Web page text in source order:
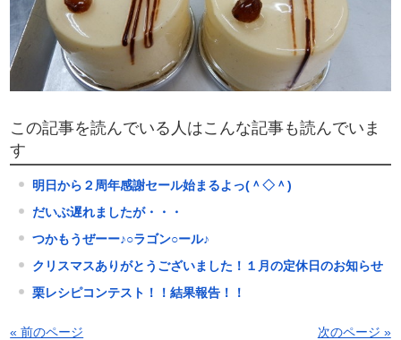
この記事を読んでいる人はこんな記事も読んでいま
す
明日から２周年感謝セール始まるよっ(＾◇＾)
だいぶ遅れましたが・・・
つかもうぜーー♪○ラゴン○ール♪
クリスマスありがとうございました！１月の定休日のお知らせ
栗レシピコンテスト！！結果報告！！
« 前のページ 次のページ »